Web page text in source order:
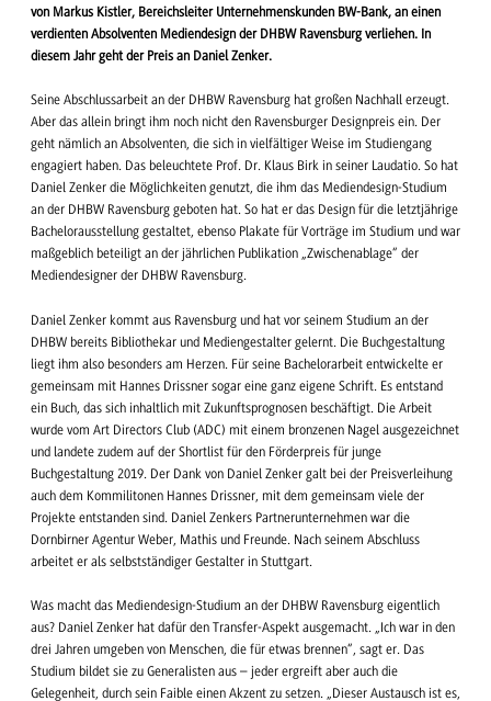
von Markus Kistler, Bereichsleiter Unternehmenskunden BW-Bank, an einen
verdienten Absolventen Mediendesign der DHBW Ravensburg verliehen. In
diesem Jahr geht der Preis an Daniel Zenker.
Seine Abschlussarbeit an der DHBW Ravensburg hat großen Nachhall erzeugt.
Aber das allein bringt ihm noch nicht den Ravensburger Designpreis ein. Der
geht nämlich an Absolventen, die sich in vielfältiger Weise im Studiengang
engagiert haben. Das beleuchtete Prof. Dr. Klaus Birk in seiner Laudatio. So hat
Daniel Zenker die Möglichkeiten genutzt, die ihm das Mediendesign-Studium
an der DHBW Ravensburg geboten hat. So hat er das Design für die letztjährige
Bachelorausstellung gestaltet, ebenso Plakate für Vorträge im Studium und war
maßgeblich beteiligt an der jährlichen Publikation „Zwischenablage“ der
Mediendesigner der DHBW Ravensburg.
Daniel Zenker kommt aus Ravensburg und hat vor seinem Studium an der
DHBW bereits Bibliothekar und Mediengestalter gelernt. Die Buchgestaltung
liegt ihm also besonders am Herzen. Für seine Bachelorarbeit entwickelte er
gemeinsam mit Hannes Drissner sogar eine ganz eigene Schrift. Es entstand
ein Buch, das sich inhaltlich mit Zukunftsprognosen beschäftigt. Die Arbeit
wurde vom Art Directors Club (ADC) mit einem bronzenen Nagel ausgezeichnet
und landete zudem auf der Shortlist für den Förderpreis für junge
Buchgestaltung 2019. Der Dank von Daniel Zenker galt bei der Preisverleihung
auch dem Kommilitonen Hannes Drissner, mit dem gemeinsam viele der
Projekte entstanden sind. Daniel Zenkers Partnerunternehmen war die
Dornbirner Agentur Weber, Mathis und Freunde. Nach seinem Abschluss
arbeitet er als selbstständiger Gestalter in Stuttgart.
Was macht das Mediendesign-Studium an der DHBW Ravensburg eigentlich
aus? Daniel Zenker hat dafür den Transfer-Aspekt ausgemacht. „Ich war in den
drei Jahren umgeben von Menschen, die für etwas brennen“, sagt er. Das
Studium bildet sie zu Generalisten aus – jeder ergreift aber auch die
Gelegenheit, durch sein Faible einen Akzent zu setzen. „Dieser Austausch ist es,